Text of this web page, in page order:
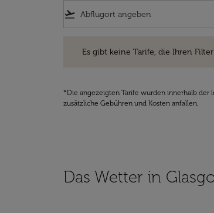
flight_takeoff
Es gibt keine Tarife, die Ihren
*Die angezeigten Tarife wurden innerhalb der
zusätzliche Gebühren und Kosten anfallen.
Das Wetter in